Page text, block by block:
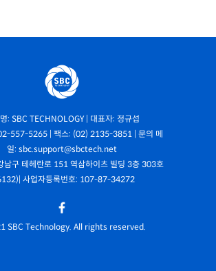
: SBC TECHNOLOGY | 대표자: 정규섭
557-5265 | 팩스: (02) 2135-3851 | 문의 메
일: sbc.support@sbctech.net
남구 테헤란로 151 역삼하이츠 빌딩 3층 303호
사업자등록번호: 107-87-34272
SBC Technology. All rights reserved.